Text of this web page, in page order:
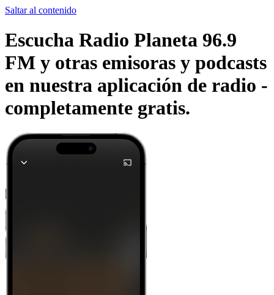
Saltar al contenido
Escucha Radio Planeta 96.9
FM y otras emisoras y podcasts
en nuestra aplicación de radio -
completamente gratis.